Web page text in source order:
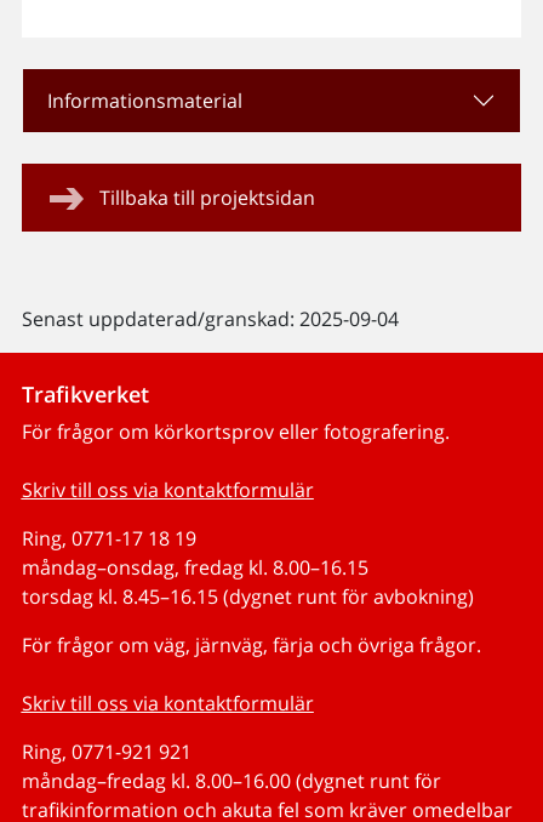
Informationsmaterial
Tillbaka till projektsidan
Senast uppdaterad/granskad: 2025-09-04
Trafikverket
För frågor om körkortsprov eller fotografering.
Skriv till oss via kontaktformulär
Ring, 0771-17 18 19
måndag–onsdag, fredag kl. 8.00–16.15
torsdag kl. 8.45–16.15 (dygnet runt för avbokning)
För frågor om väg, järnväg, färja och övriga frågor.
Skriv till oss via kontaktformulär
Ring, 0771-921 921
måndag–fredag kl. 8.00–16.00 (dygnet runt för
trafikinformation och akuta fel som kräver omedelbar